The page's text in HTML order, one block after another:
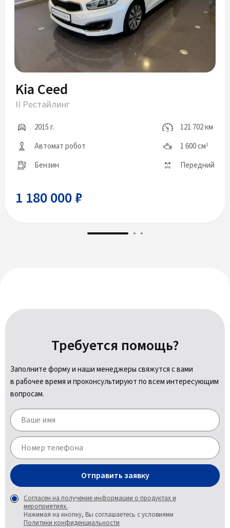
Kia Ceed
II Рестайлинг
2015 г.
121 702 км
Автомат робот
1 600 см3
Бензин Передний
1 180 000 ₽
Требуется помощь?
Заполните форму и наши менеджеры свяжутся с вами
в рабочее время и проконсультируют по всем интересующим
вопросам.
Отправить заявку
Согласен на получение информации о продуктах и
мероприятиях.
Нажимая на кнопку, Вы соглашаетесь с условиями
Политики конфиденциальности